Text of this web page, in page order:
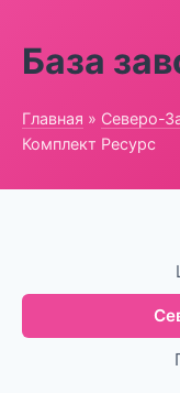
База
Главная » Северо-
Комплект Ресурс